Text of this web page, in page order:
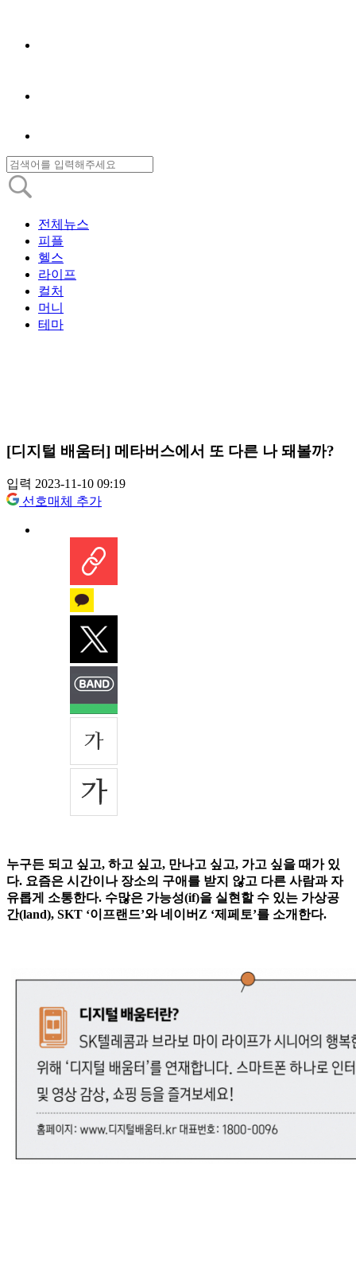
전체뉴스
피플
헬스
라이프
컬처
머니
테마
[디지털 배움터] 메타버스에서 또 다른 나 돼볼까?
입력 2023-11-10 09:19
선호매체 추가
누구든 되고 싶고, 하고 싶고, 만나고 싶고, 가고 싶을 때가 있
다. 요즘은 시간이나 장소의 구애를 받지 않고 다른 사람과 자
유롭게 소통한다. 수많은 가능성(if)을 실현할 수 있는 가상공
간(land), SKT ‘이프랜드’와 네이버Z ‘제페토’를 소개한다.